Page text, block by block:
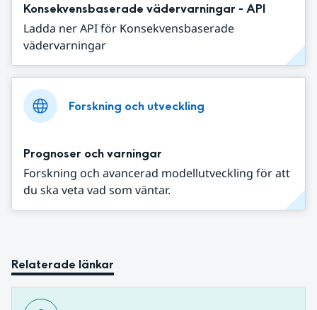
Konsekvensbaserade vädervarningar - API
Ladda ner API för Konsekvensbaserade
vädervarningar
Forskning och utveckling
Prognoser och varningar
Forskning och avancerad modellutveckling för att
du ska veta vad som väntar.
Relaterade länkar